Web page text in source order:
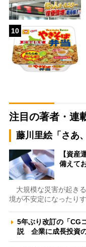
10
注目の著者・連
藤川里絵「さあ
【資産
備えて
大規模な災害が起き
境が不安定になったり
5年ぶり改訂の「CG
説 企業に成長投資